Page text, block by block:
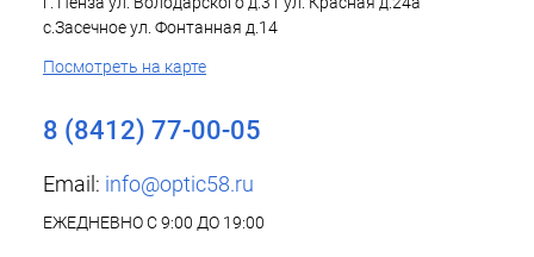
с.Засечное ул. Фонтанная д.14
Посмотреть на карте
8 (8412) 77-00-05
Email: info@optic58.ru
ЕЖЕДНЕВНО С 9:00 ДО 19:00